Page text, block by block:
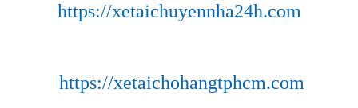
https://xetaichuyennha24h.com
https://xetaichohangtphcm.com